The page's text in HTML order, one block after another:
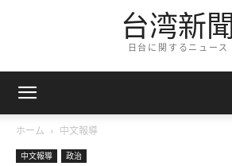
台湾新聞
日台に関するニュース
ホーム 中文報導
中文報導 政治